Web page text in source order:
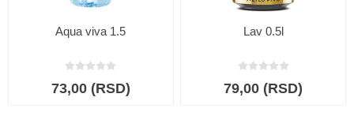
Aqua viva 1.5
73,00 (RSD)
Lav 0.5l
79,00 (RSD)